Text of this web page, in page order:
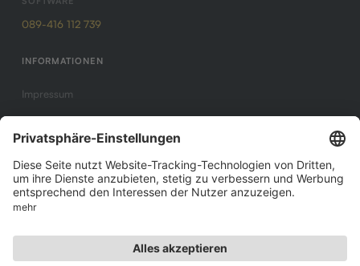
089-416 112 739
INFORMATIONEN
Impressum
AGB